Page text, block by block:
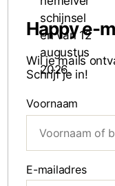
Happy e-
Wil je mails
Schrijf je in!
Voornaam
E-mailadres